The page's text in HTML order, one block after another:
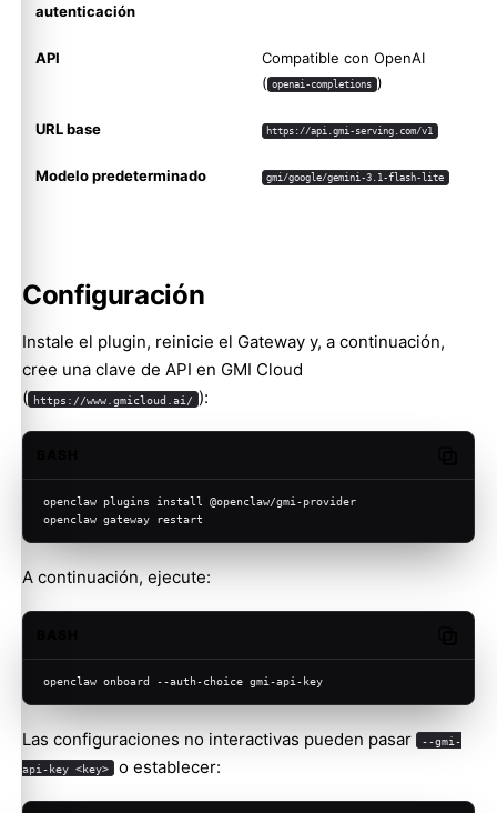
autenticación
API
Compatible con OpenAI
( openai-completions )
URL base https://api.gmi-serving.com/v1
Modelo predeterminado gmi/google/gemini-3.1-flash-lite
Configuración
Instale el plugin, reinicie el Gateway y, a continuación,
cree una clave de API en GMI Cloud
( https://www.gmicloud.ai/ ):
openclaw plugins install @openclaw/gmi-provider
openclaw gateway restart
A continuación, ejecute:
openclaw onboard --auth-choice gmi-api-key
Las configuraciones no interactivas pueden pasar --gmi-
api-key <key> o establecer: